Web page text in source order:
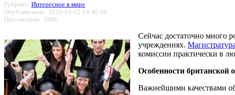
Рубрика: Интересное в мире
Опубликовано: 2019-03-12 14:40:00
Просмотров: 3060
Сейчас достаточно много
учреждениях.
комиссии практически в
Особенности британской
Важнейшими качествами